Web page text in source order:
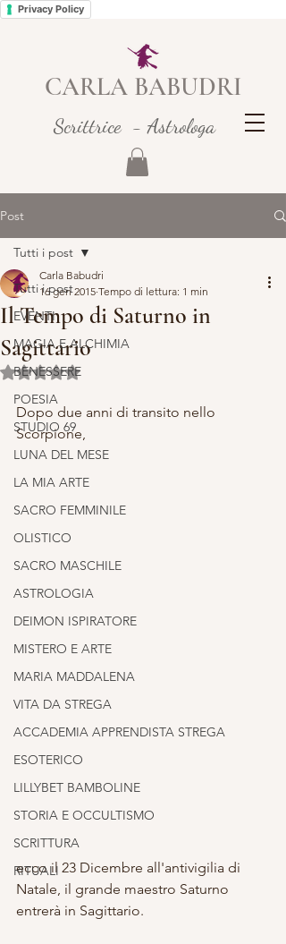
Privacy Policy
CARLA BABUDRI
Scrittrice - Astrologa
Post
Tutti i post
EVENTI
MAGIA E ALCHIMIA
BENESSERE
POESIA
STUDIO 69
LUNA DEL MESE
LA MIA ARTE
SACRO FEMMINILE
OLISTICO
SACRO MASCHILE
ASTROLOGIA
DEIMON ISPIRATORE
MISTERO E ARTE
MARIA MADDALENA
VITA DA STREGA
ACCADEMIA APPRENDISTA STREGA
ESOTERICO
LILLYBET BAMBOLINE
STORIA E OCCULTISMO
SCRITTURA
RITUALI
Tutti i post
Il Tempo di Saturno in
Sagittario
Carla Babudri
16 gen 2015 Tempo di lettura: 1 min
Valutazione NaN stelle su 5.
Dopo due anni di transito nello
Scorpione,
ecco il 23 Dicembre all'antivigilia di
Natale, il grande maestro Saturno
entrerà in Sagittario.